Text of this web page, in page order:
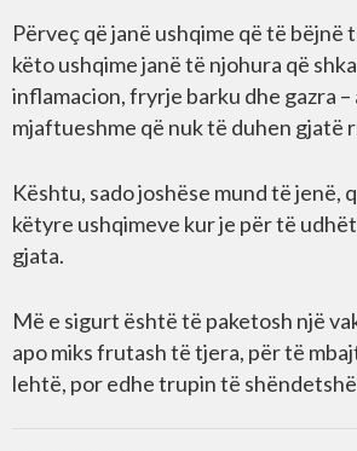
Përveç që janë ushqime që të bëjnë
këto ushqime janë të njohura që
inflamacion, fryrje barku dhe gazra –
mjaftueshme që nuk të duhen gjatë
Kështu, sado joshëse mund të jenë,
këtyre ushqimeve kur je për të
gjata.
Më e sigurt është të paketosh një
apo miks frutash të tjera, për të
lehtë, por edhe trupin të